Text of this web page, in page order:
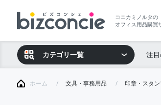
コニカミノルタの
オフィス用品購買
カテゴリ一覧 注
ホーム 文具・事務用品 印章・スタ